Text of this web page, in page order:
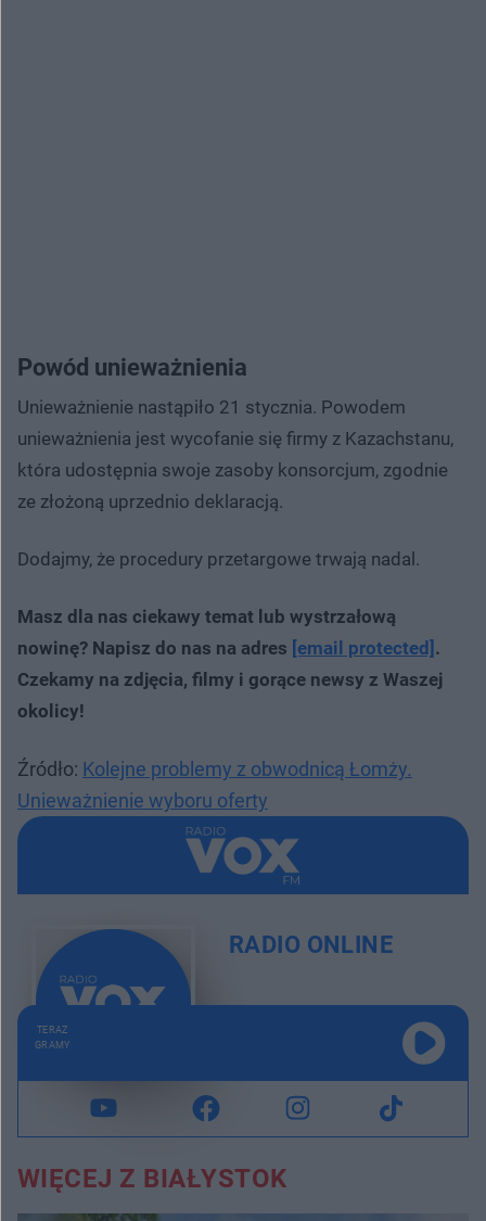
Powód unieważnienia
Unieważnienie nastąpiło 21 stycznia. Powodem
unieważnienia jest wycofanie się firmy z Kazachstanu,
która udostępnia swoje zasoby konsorcjum, zgodnie
ze złożoną uprzednio deklaracją.
Dodajmy, że procedury przetargowe trwają nadal.
Masz dla nas ciekawy temat lub wystrzałową
nowinę? Napisz do nas na adres [email protected] .
Czekamy na zdjęcia, filmy i gorące newsy z Waszej
okolicy!
Źródło: Kolejne problemy z obwodnicą Łomży.
Unieważnienie wyboru oferty
RADIO ONLINE
TERAZ
GRAMY
WIĘCEJ Z BIAŁYSTOK